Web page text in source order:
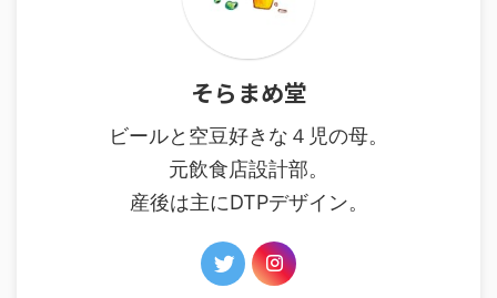
そらまめ堂
ビールと空豆好きな４児の母。
元飲食店設計部。
産後は主にDTPデザイン。